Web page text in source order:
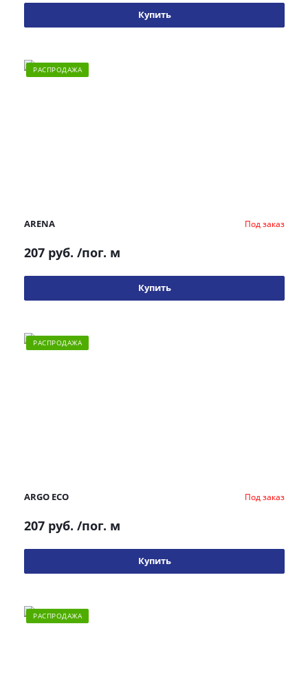
Купить
РАСПРОДАЖА
ARENA Под заказ
207 руб. /пог. м
Купить
РАСПРОДАЖА
ARGO ECO Под заказ
207 руб. /пог. м
Купить
РАСПРОДАЖА